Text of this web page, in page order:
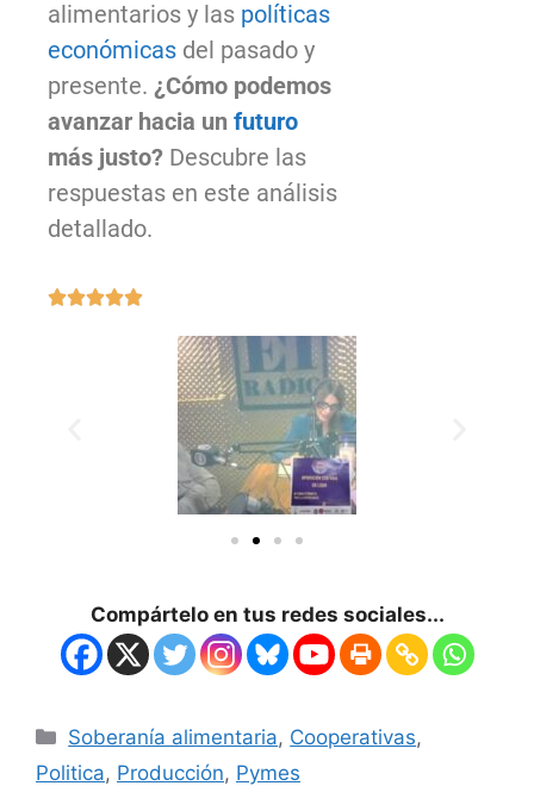
alimentarios y las políticas
económicas del pasado y
presente. ¿Cómo podemos
avanzar hacia un futuro
más justo? Descubre las
respuestas en este análisis
detallado.
Compártelo en tus redes sociales...
Soberanía alimentaria, Cooperativas,
Politica, Producción, Pymes